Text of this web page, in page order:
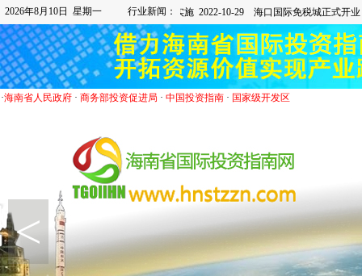
2026年8月10日 星期一 行业新闻：
·海南省人民政府· 商务部投资促进局 · 中国投资指南· 国家级开发区
<